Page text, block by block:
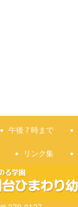
午後７時まで
リンク集